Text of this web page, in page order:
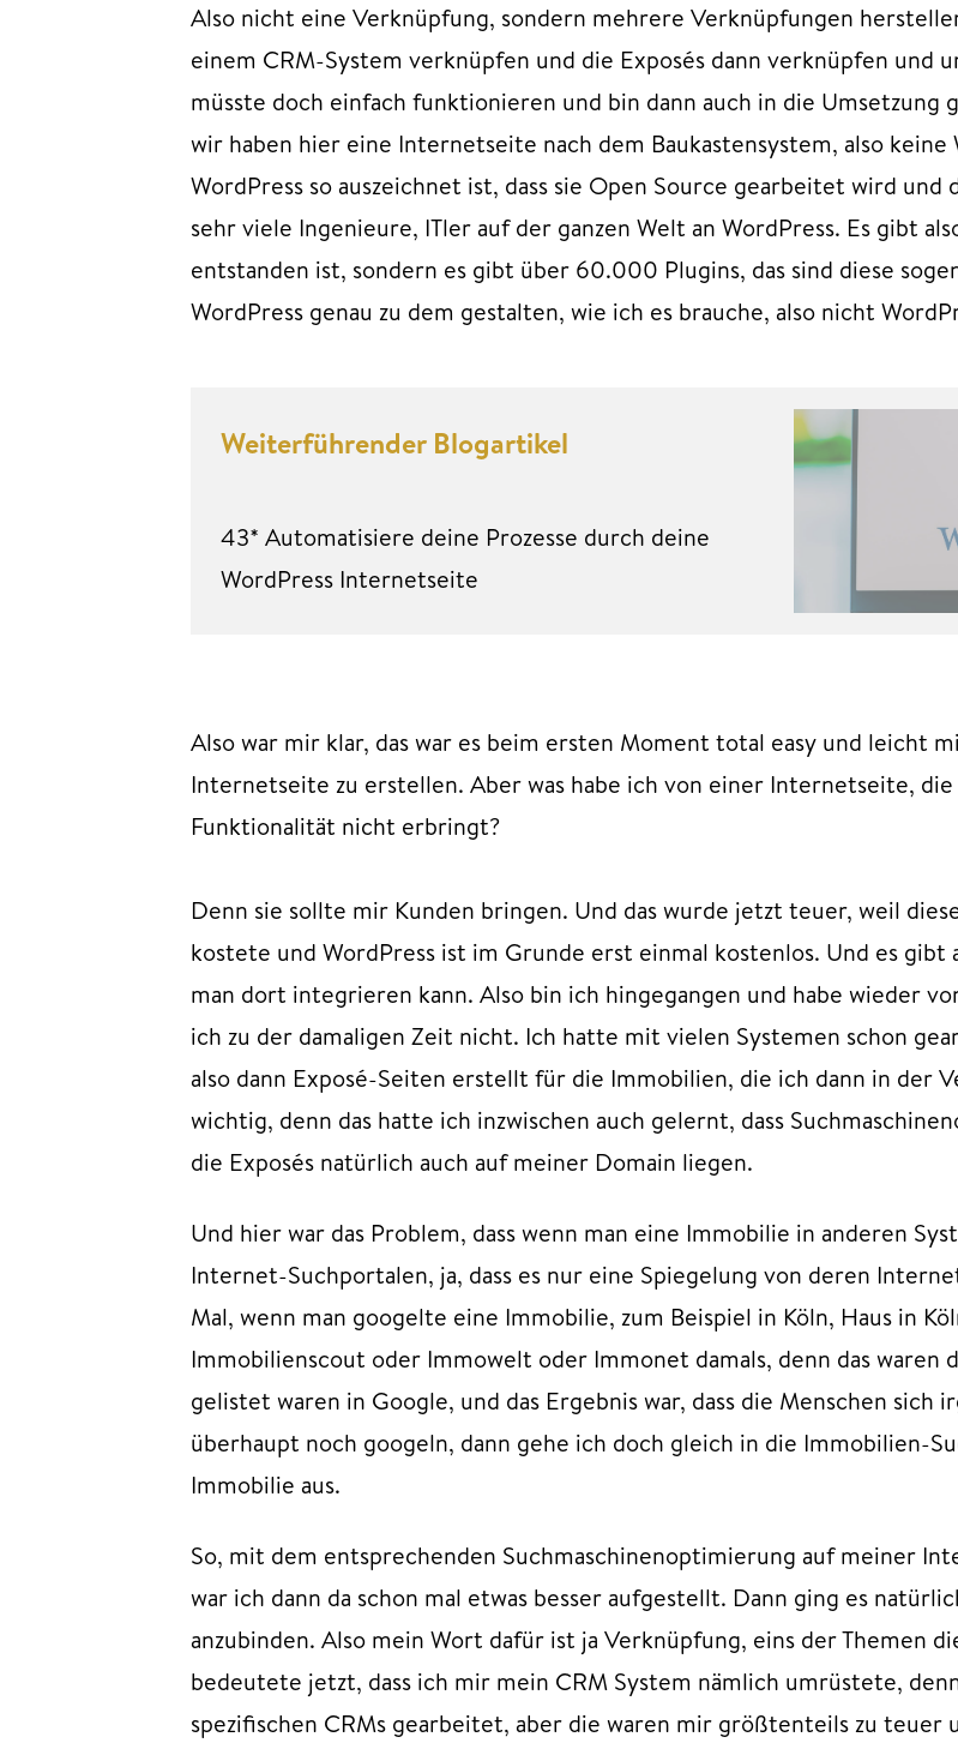
Also nicht eine Verknüpfung, sondern mehrere Verknüpfungen
einem CRM-System verknüpfen und die Exposés dann verknüpfen und
müsste doch einfach funktionieren und bin dann auch in die Umsetzung
wir haben hier eine Internetseite nach dem Baukastensystem, also
WordPress so auszeichnet ist, dass sie Open Source gearbeitet wird
sehr viele Ingenieure, ITler auf der ganzen Welt an WordPress. Es gibt
entstanden ist, sondern es gibt über 60.000 Plugins, das sind diese
WordPress genau zu dem gestalten, wie ich es brauche, also nicht
Weiterführender Blogartikel
43* Automatisiere deine Prozesse durch deine
WordPress Internetseite
Also war mir klar, das war es beim ersten Moment total easy und leicht
Internetseite zu erstellen. Aber was habe ich von einer Internetseite,
Funktionalität nicht erbringt?
Denn sie sollte mir Kunden bringen. Und das wurde jetzt teuer, weil
kostete und WordPress ist im Grunde erst einmal kostenlos. Und es gibt
man dort integrieren kann. Also bin ich hingegangen und habe wieder
ich zu der damaligen Zeit nicht. Ich hatte mit vielen Systemen schon
also dann Exposé-Seiten erstellt für die Immobilien, die ich dann in der
wichtig, denn das hatte ich inzwischen auch gelernt, dass
die Exposés natürlich auch auf meiner Domain liegen.
Und hier war das Problem, dass wenn man eine Immobilie in anderen
Internet-Suchportalen, ja, dass es nur eine Spiegelung von deren
Mal, wenn man googelte eine Immobilie, zum Beispiel in Köln, Haus in
Immobilienscout oder Immowelt oder Immonet damals, denn das
gelistet waren in Google, und das Ergebnis war, dass die Menschen sich
überhaupt noch googeln, dann gehe ich doch gleich in die Immobilien-
Immobilie aus.
So, mit dem entsprechenden Suchmaschinenoptimierung auf meiner
war ich dann da schon mal etwas besser aufgestellt. Dann ging es
anzubinden. Also mein Wort dafür ist ja Verknüpfung, eins der Themen
bedeutete jetzt, dass ich mir mein CRM System nämlich umrüstete,
spezifischen CRMs gearbeitet, aber die waren mir größtenteils zu